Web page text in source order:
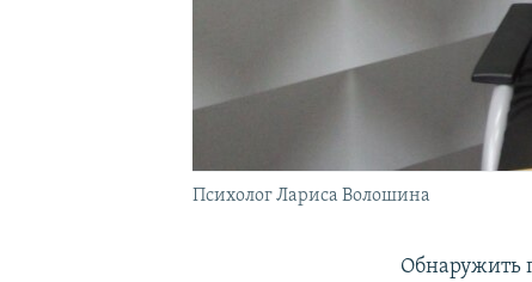
Психолог Лариса Волошина
Обнаружить